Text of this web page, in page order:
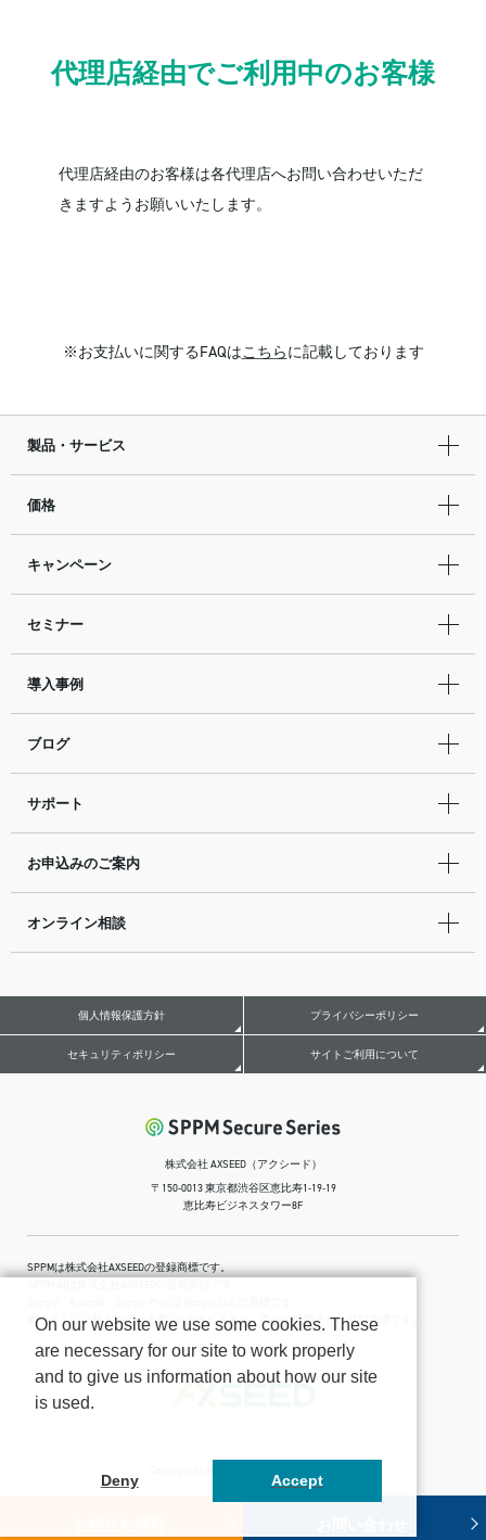
代理店経由でご利用中のお客様
代理店経由のお客様は各代理店へお問い合わせいただ
きますようお願いいたします。
お支払いに関するFAQはこちらに記載しております
製品・サービス
価格
キャンペーン
セミナー
導入事例
ブログ
サポート
お申込みのご案内
オンライン相談
個人情報保護方針 プライバシーポリシー
セキュリティポリシー サイトご利用について
株式会社 AXSEED（アクシード）
〒150-0013 東京都渋谷区恵比寿1-19-19
恵比寿ビジネスタワー8F
SPPMは株式会社AXSEEDの登録商標です。
本サイトに記載されている商品･サービス名は、各社の商標または登録商標です｡
On our website we use some cookies. These
are necessary for our site to work properly
and to give us information about how our site
is used.
Deny Accept